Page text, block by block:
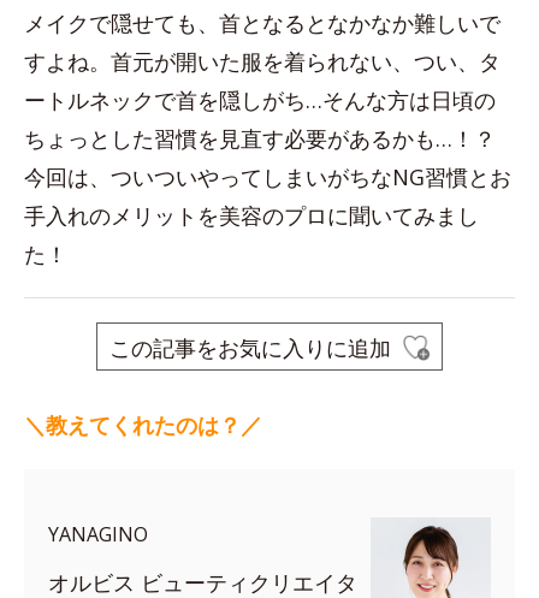
メイクで隠せても、首となるとなかなか難しいで
すよね。首元が開いた服を着られない、つい、タ
ートルネックで首を隠しがち…そんな方は日頃の
ちょっとした習慣を見直す必要があるかも…！？
今回は、ついついやってしまいがちなNG習慣とお
手入れのメリットを美容のプロに聞いてみまし
た！
この記事をお気に入りに追加
＼教えてくれたのは？／
YANAGINO
オルビス ビューティクリエイタ